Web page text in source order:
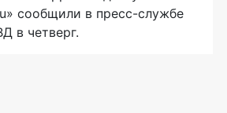
сообщили в пресс-службе
в четверг.